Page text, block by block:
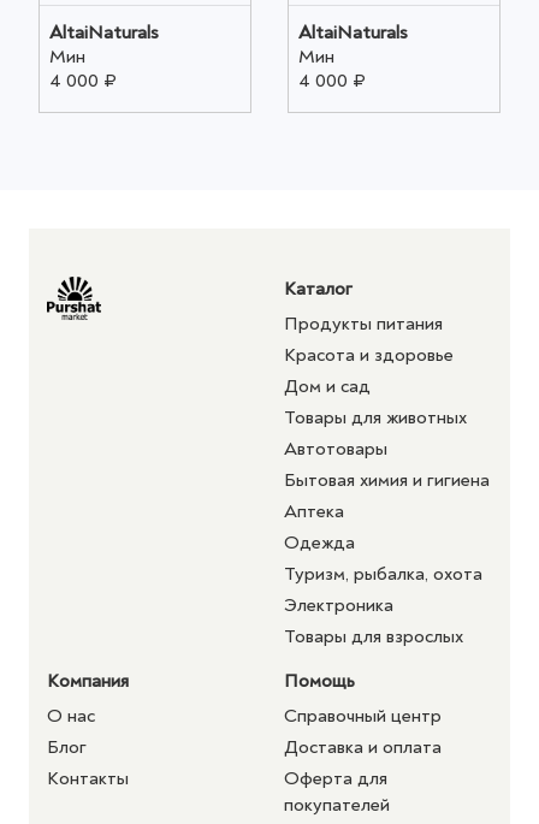
AltaiNaturals
Мин
4 000 ₽
AltaiNaturals
Мин
4 000 ₽
Каталог
Продукты питания
Красота и здоровье
Дом и сад
Товары для животных
Автотовары
Бытовая химия и гигиена
Аптека
Одежда
Туризм, рыбалка, охота
Электроника
Товары для взрослых
Компания
О нас
Блог
Контакты
Помощь
Справочный центр
Доставка и оплата
Оферта для
покупателей